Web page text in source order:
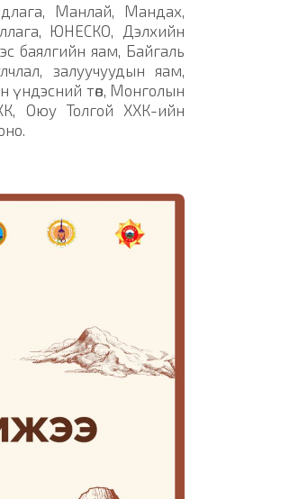
Манлай, Мандах,
ЮНЕСКО, Дэлхийн
баялгийн яам, Байгаль
залуучуудын яам,
үндэсний төв, Монголын
Оюу Толгой ХХК-ийн